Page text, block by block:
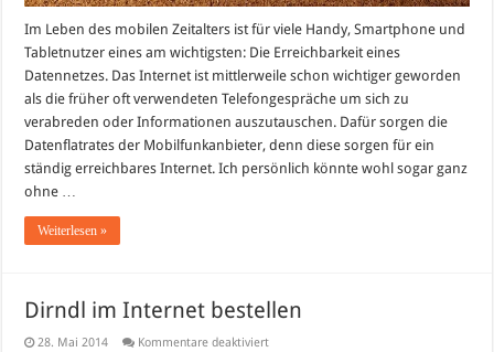
Im Leben des mobilen Zeitalters ist für viele Handy, Smartphone und
Tabletnutzer eines am wichtigsten: Die Erreichbarkeit eines
Datennetzes. Das Internet ist mittlerweile schon wichtiger geworden
als die früher oft verwendeten Telefongespräche um sich zu
verabreden oder Informationen auszutauschen. Dafür sorgen die
Datenflatrates der Mobilfunkanbieter, denn diese sorgen für ein
ständig erreichbares Internet. Ich persönlich könnte wohl sogar ganz
ohne …
Weiterlesen »
Dirndl im Internet bestellen
28. Mai 2014 Kommentare deaktiviertfür